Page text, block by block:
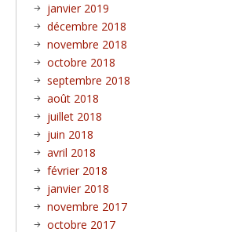
janvier 2019
décembre 2018
novembre 2018
octobre 2018
septembre 2018
août 2018
juillet 2018
juin 2018
avril 2018
février 2018
janvier 2018
novembre 2017
octobre 2017